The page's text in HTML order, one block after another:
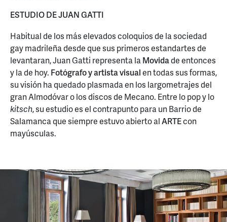
ESTUDIO DE JUAN GATTI
Habitual de los más elevados coloquios de la sociedad
gay madrileña desde que sus primeros estandartes de
levantaran, Juan Gatti representa laMovidade entonces
y la de hoy. Fotógrafo y artista visualen todas sus formas,
su visión ha quedado plasmada en los largometrajes del
gran Almodóvar o los discos de Mecano. Entre lo pop y lo
kitsch, su estudio es el contrapunto para un Barrio de
Salamanca que siempre estuvo abierto alARTEcon
mayúsculas.